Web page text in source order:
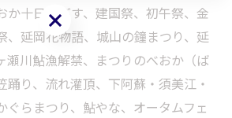
か十日えびす、建国祭、初午祭、金
、延岡花物語、城山の鐘まつり、延
瀬川鮎漁解禁、まつりのべおか（ば
踊り、流れ灌頂、下阿蘇・須美江・
ぐらまつり、鮎やな、オータムフェ
問い合わせはこちら